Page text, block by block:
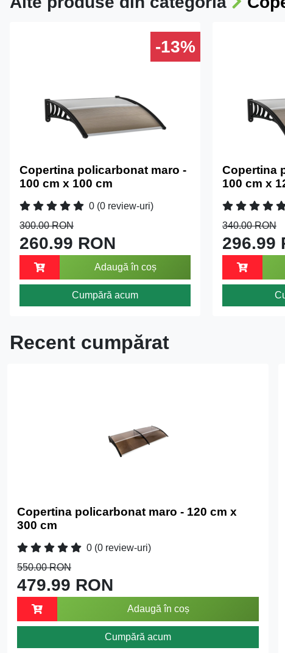
-13%
Copertina policarbonat maro -
100 cm x 100 cm
0 (0 review-uri)
300.00 RON
260.99 RON
Adaugă în coș
Cumpără acum
Copertina
100 cm x
340.00 RON
296.99
Recent cumpărat
Copertina policarbonat maro - 120 cm x
300 cm
0 (0 review-uri)
550.00 RON
479.99 RON
Adaugă în coș
Cumpără acum